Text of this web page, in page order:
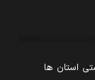
استان ها